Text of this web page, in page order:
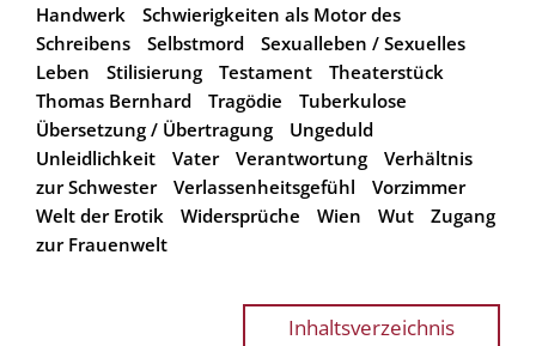
Handwerk
Schwierigkeiten als Motor des
Schreibens
Selbstmord
Sexualleben / Sexuelles
Leben
Stilisierung Testament
Theaterstück
Thomas Bernhard
Tragödie
Tuberkulose
Übersetzung / Übertragung
Ungeduld
Unleidlichkeit
Vater Verantwortung
Verhältnis
zur Schwester
Verlassenheitsgefühl
Vorzimmer
Welt der Erotik
Widersprüche Wien Wut
Zugang
zur Frauenwelt
Inhaltsverzeichnis